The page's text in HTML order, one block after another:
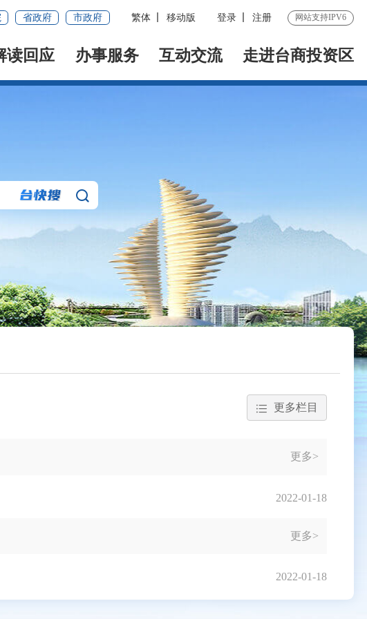
省政府 市政府 繁体 移动版 登录 注册 网站支持IPV6
读回应 办事服务 互动交流 走进台商投资区
更多栏目
更多>
2022-01-18
更多>
2022-01-18